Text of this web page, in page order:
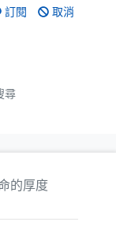
訂閱 取消
尋
的厚度